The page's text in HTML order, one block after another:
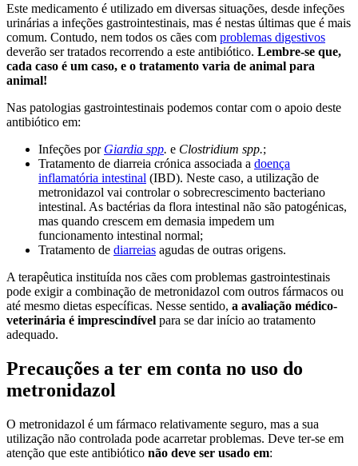
Este medicamento é utilizado em diversas situações, desde infeções
urinárias a infeções gastrointestinais, mas é nestas últimas que é mais
comum. Contudo, nem todos os cães com problemas digestivos
deverão ser tratados recorrendo a este antibiótico. Lembre-se que,
cada caso é um caso, e o tratamento varia de animal para
animal!
Nas patologias gastrointestinais podemos contar com o apoio deste
antibiótico em:
Infeções por Giardia spp. e Clostridium spp.;
Tratamento de diarreia crónica associada a doença
inflamatória intestinal (IBD). Neste caso, a utilização de
metronidazol vai controlar o sobrecrescimento bacteriano
intestinal. As bactérias da flora intestinal não são patogénicas,
mas quando crescem em demasia impedem um
funcionamento intestinal normal;
Tratamento de diarreias agudas de outras origens.
A terapêutica instituída nos cães com problemas gastrointestinais
pode exigir a combinação de metronidazol com outros fármacos ou
até mesmo dietas específicas. Nesse sentido, a avaliação médico-
veterinária é imprescindível para se dar início ao tratamento
adequado.
Precauções a ter em conta no uso do
metronidazol
O metronidazol é um fármaco relativamente seguro, mas a sua
utilização não controlada pode acarretar problemas. Deve ter-se em
atenção que este antibiótico não deve ser usado em: